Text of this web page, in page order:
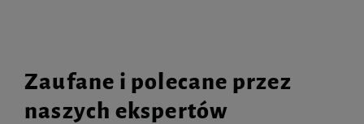
Zaufane i polecane przez
naszych ekspertów